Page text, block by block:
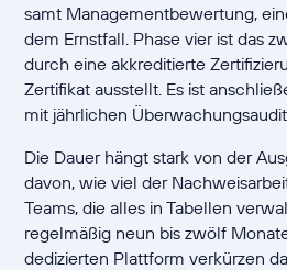
samt Managementbewertung,
dem Ernstfall. Phase vier ist das
durch eine akkreditierte
Zertifikat ausstellt. Es ist
mit jährlichen
Die Dauer hängt stark von der
davon, wie viel der
Teams, die alles in Tabellen
regelmäßig neun bis zwölf
dedizierten Plattform verkürzen